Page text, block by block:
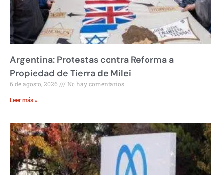
Argentina: Protestas contra Reforma a
Propiedad de Tierra de Milei
6 de agosto, 2026 No hay comentarios
Leer más »